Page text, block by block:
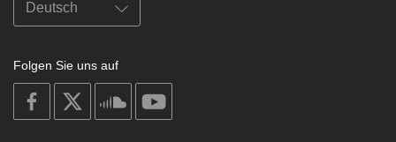
Folgen Sie uns auf
on
facebook
soundcloud